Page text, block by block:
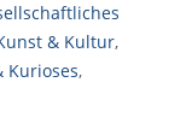
& Kultur,
Kurioses,